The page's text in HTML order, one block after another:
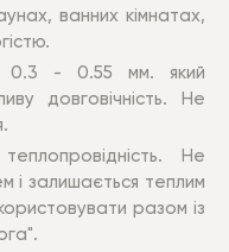
ванних кімнатах,
0.3 - 0.55 мм. який
довговічність. Не
Не
і залишається теплим
разом із